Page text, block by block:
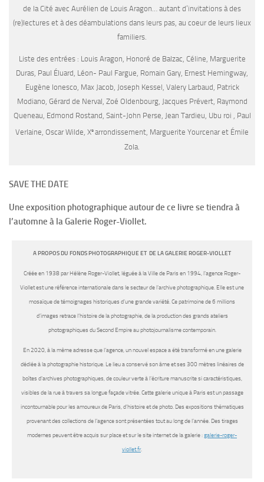
de la Cité avec Aurélien de Louis Aragon… autant d’invitations à des
(re)lectures et à des déambulations dans leurs pas, au coeur de leurs lieux
familiers.
Liste des entrées : Louis Aragon, Honoré de Balzac, Céline, Marguerite
Duras, Paul Éluard, Léon- Paul Fargue, Romain Gary, Ernest Hemingway,
Eugène Ionesco, Max Jacob, Joseph Kessel, Valery Larbaud, Patrick
Modiano, Gérard de Nerval, Zoé Oldenbourg, Jacques Prévert, Raymond
Queneau, Edmond Rostand, Saint-John Perse, Jean Tardieu, Ubu roi , Paul
Verlaine, Oscar Wilde, Xe arrondissement, Marguerite Yourcenar et Émile
Zola.
SAVE THE DATE
Une exposition photographique autour de ce livre se tiendra à
l’automne à la Galerie Roger-Viollet.
A PROPOS DU FONDS PHOTOGRAPHIQUE ET DE LA GALERIE ROGER-VIOLLET
Créée en 1938 par Hélène Roger-Viollet, léguée à la Ville de Paris en 1994, l’agence Roger-
Viollet est une référence internationale dans le secteur de l’archive photographique. Elle est une
mosaïque de témoignages historiques d’une grande variété. Ce patrimoine de 6 millions
d’images retrace l’histoire de la photographie, de la production des grands ateliers
photographiques du Second Empire au photojournalisme contemporain.
En 2020, à la même adresse que l’agence, un nouvel espace a été transformé en une galerie
dédiée à la photographie historique. Le lieu a conservé son âme et ses 300 mètres linéaires de
boîtes d’archives photographiques, de couleur verte à l’écriture manuscrite si caractéristiques,
visibles de la rue à travers sa longue façade vitrée. Cette galerie unique à Paris est un passage
incontournable pour les amoureux de Paris, d’histoire et de photo. Des expositions thématiques
provenant des collections de l’agence sont présentées tout au long de l’année. Des tirages
modernes peuvent être acquis sur place et sur le site internet de la galerie :galerie-roger-
viollet.fr.